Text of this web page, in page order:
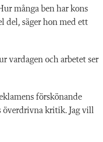
många ben har kons
del, säger hon med ett
vardagen och arbetet ser
förskönande
kritik. Jag vill